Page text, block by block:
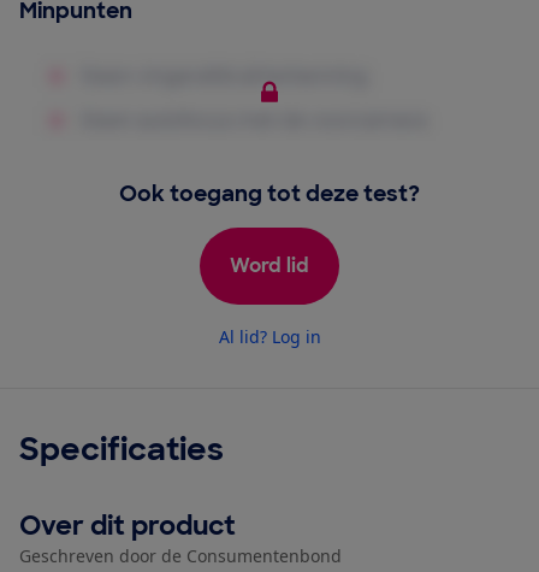
Minpunten
Ook toegang tot deze test?
Word lid
Al lid? Log in
Specificaties
Over dit product
Geschreven door de Consumentenbond